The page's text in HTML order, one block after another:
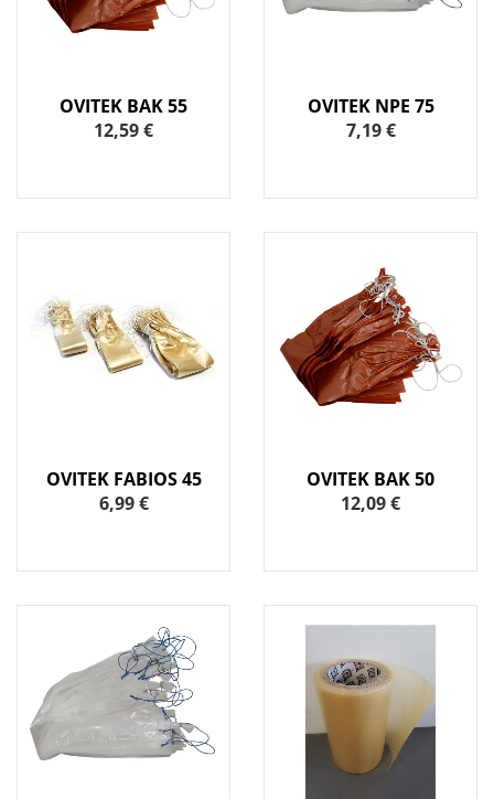
OVITEK BAK 55
12,59 €
OVITEK NPE 75
7,19 €
OVITEK FABIOS 45
6,99 €
OVITEK BAK 50
12,09 €